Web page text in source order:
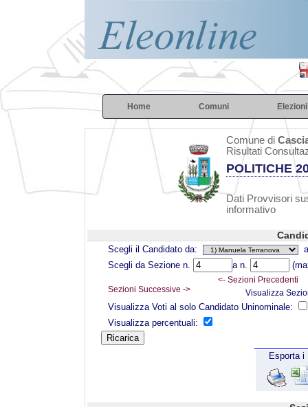
Home Comuni Elezioni
Comune di
Risultati
POLITICHE
Dati Provvisori
informativo
Scegli il Candidato da:
Scegli da Sezione n.
a n.
<- Sezioni Precedenti
Sezioni Successive ->
Visualizza
Visualizza Voti al solo Candidato Uninominale:
Visualizza percentuali:
Esporta i